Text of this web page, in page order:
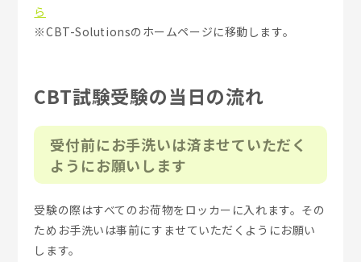
ら
※CBT-Solutionsのホームページに移動します。
CBT試験受験の当日の流れ
受付前にお手洗いは済ませていただく
ようにお願いします
受験の際はすべてのお荷物をロッカーに入れます。その
ためお手洗いは事前にすませていただくようにお願い
します。